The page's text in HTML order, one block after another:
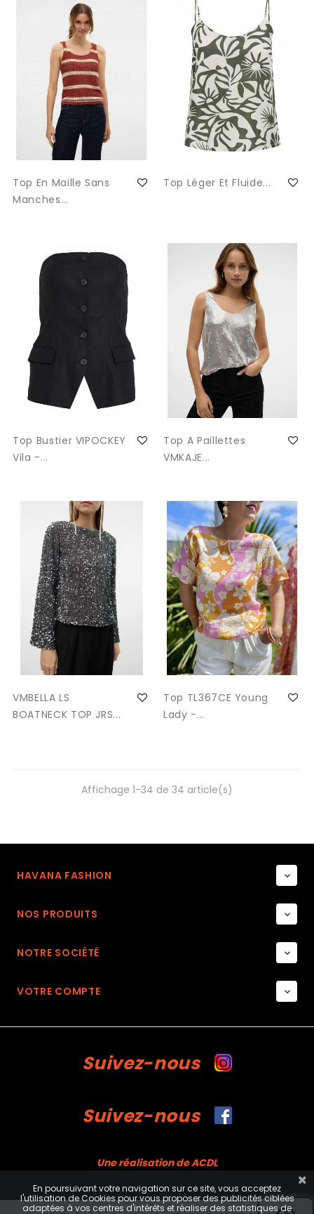
Top En Maille Sans
Manches...
Top Léger Et Fluide...
Top Bustier VIPOCKEY
Vila -...
Top A Paillettes
VMKAJE...
VMBELLA LS
BOATNECK TOP JRS...
Top TL367CE Young
Lady -...
Affichage 1-34 de 34 article(s)
HAVANA FASHION 
NOS PRODUITS 
NOTRE SOCIÉTÉ 
VOTRE COMPTE 
Suivez-nous
Suivez-nous
Une réalisation de ACDL
En poursuivant votre navigation sur ce site, vous acceptez
l'utilisation de Cookies pour vous proposer des publicités ciblées
adaptées à vos centres d'intérêts et réaliser des statistiques de